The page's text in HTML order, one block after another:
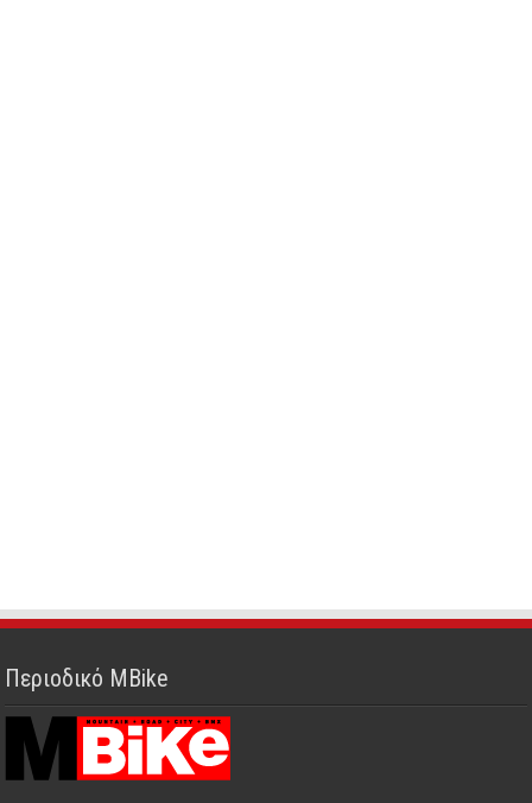
Περιοδικό MBike